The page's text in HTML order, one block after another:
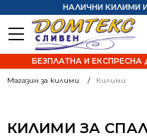
НАЛИЧНИ КИЛИМИ
БЕЗПЛАТНА И ЕКСПРЕСНА
Магазин за килими Килими
КИЛИМИ ЗА